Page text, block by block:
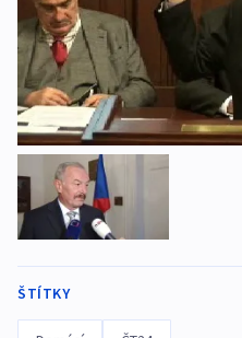
ŠTÍTKY